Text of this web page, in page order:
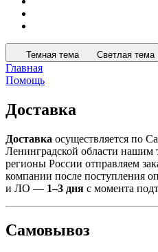
Темная тема Светлая тема
Главная
Помощь
Доставка
Доставка осуществляется по
Ленинградской области нашим
регионы России отправляем
компании после поступления
и ЛО — 1–3 дня с момента
Самовывоз